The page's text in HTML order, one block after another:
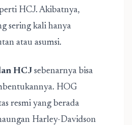
HCJ. Akibatnya,
sering kali hanya
atau asumsi.
HCJ sebenarnya bisa
HOG
resmi yang berada
Harley-Davidson